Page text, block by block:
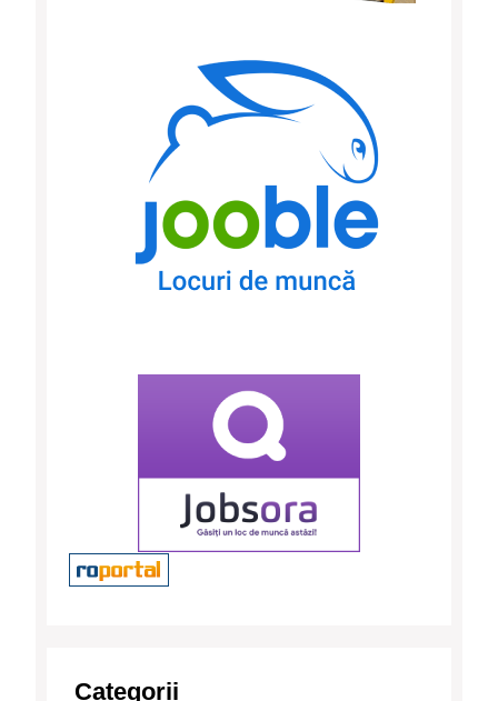
Categorii